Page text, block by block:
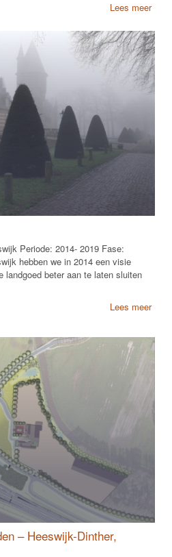
Lees meer
Periode: 2014- 2019 Fase:
hebben we in 2014 een visie
landgoed beter aan te laten sluiten
Lees meer
– Heeswijk-Dinther,